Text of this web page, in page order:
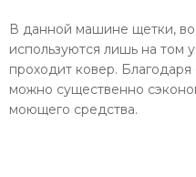
В данной машине щетки,
используются лишь на том
проходит ковер.
можно существенно
моющего средства.